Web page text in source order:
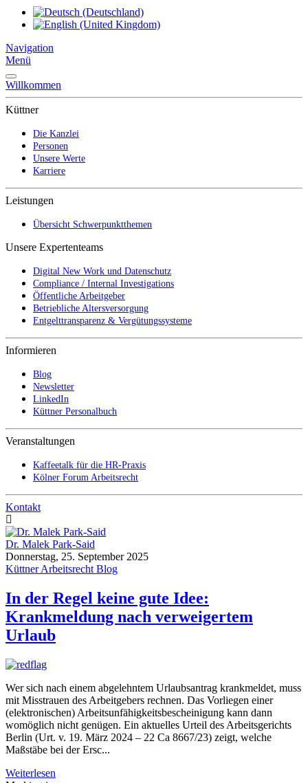
Navigation
Menü
Willkommen
Küttner
Die Kanzlei
Personen
Unsere Werte
Karriere
Leistungen
Übersicht Schwerpunktthemen
Unsere Expertenteams
Digital New Work und Datenschutz
Compliance / Internal Investigations
Öffentliche Arbeitgeber
Betriebliche Altersversorgung
Entgelttransparenz & Vergütungssysteme
Informieren
Blog
Newsletter
LinkedIn
Küttner Personalbuch
Veranstaltungen
Kaffeetalk für die HR-Praxis
Kölner Forum Arbeitsrecht
Kontakt
Dr. Malek Park-Said
Donnerstag, 25. September 2025
Küttner Arbeitsrecht Blog
In der Regel keine gute Idee:
Krankmeldung nach verweigertem
Urlaub
Wer sich nach einem abgelehntem Urlaubsantrag krankmeldet, muss
mit Misstrauen des Arbeitgebers rechnen. Das Vorliegen einer
(elektronischen) Arbeitsunfähigkeitsbescheinigung kann dann
womöglich nicht genügen. Ein aktuelles Urteil des Arbeitsgerichts
Berlin (Urt. v. 19. März 2024 – 22 Ca 8667/23) zeigt, welche
Maßstäbe bei der Ersc...
Weiterlesen